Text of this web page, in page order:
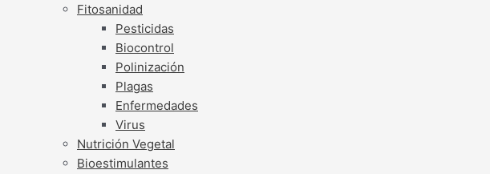
Fitosanidad
Pesticidas
Biocontrol
Polinización
Plagas
Enfermedades
Virus
Nutrición Vegetal
Bioestimulantes